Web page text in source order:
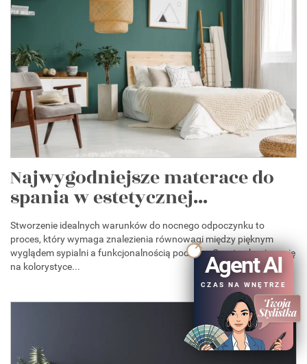
Najwygodniejsze materace do
spania w estetycznej...
Stworzenie idealnych warunków do nocnego odpoczynku to
proces, który wymaga znalezienia równowagi między pięknym
wyglądem sypialni a funkcjonalnością podłoża. Często skupiasz się
na kolorystyce...
Agent AI
CZAS NA WNĘTRZE